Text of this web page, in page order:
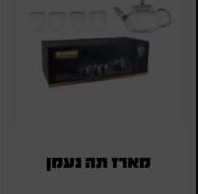
מארז תה נעמן